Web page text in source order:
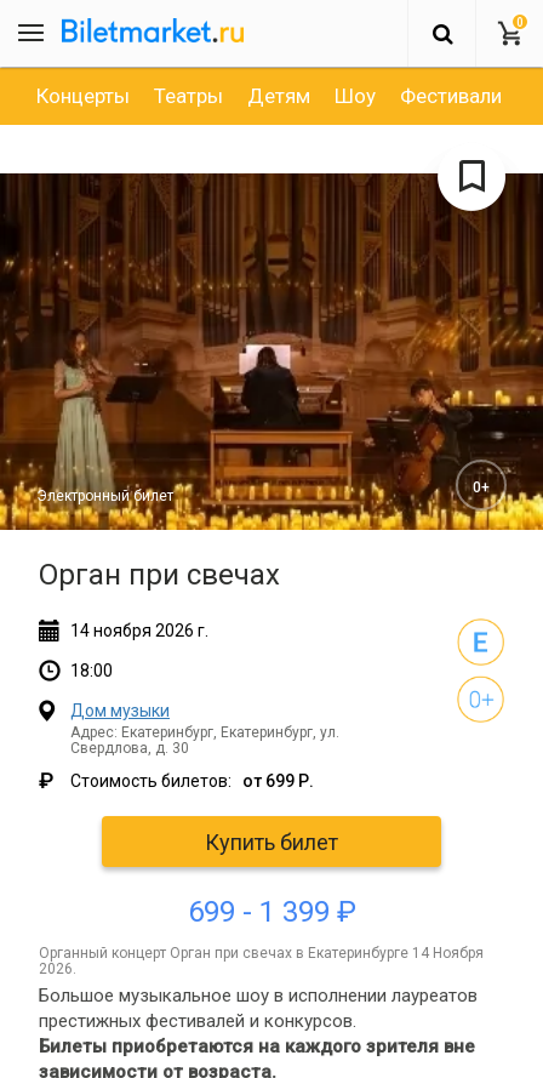
0
Концерты Театры Детям Шоу Фестивали
Орган при свечах
Электронный билет 0+
14ноября 2026 г.
18:00
Дом музыки
Адрес: Екатеринбург, Екатеринбург, ул.
Свердлова, д. 30
₽ Стоимость билетов: от 699 Р.
Купить билет
699 - 1 399 ₽
органный концерт Орган при свечах в Екатеринбурге 14 Ноября
2026.
Большое музыкальное шоу в исполнении лауреатов
престижных фестивалей и конкурсов.
Билеты приобретаются на каждого зрителя вне
зависимости от возраста.